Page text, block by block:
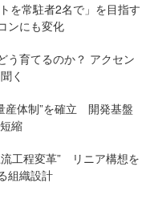
を常駐者2名で」を目指す
ンにも変化
う育てるのか？ アクセン
く
産体制”を確立 開発基盤
縮
工程変革” リニア構想を
組織設計